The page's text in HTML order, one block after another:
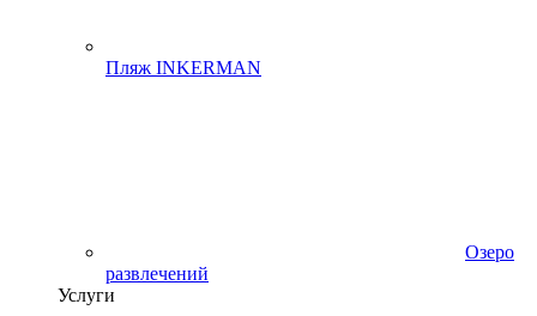
Пляж INKERMAN
Озеро
развлечений
Услуги